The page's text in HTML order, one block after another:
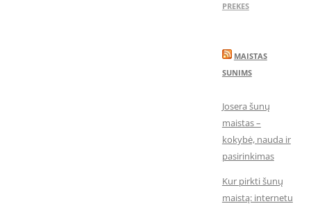
PREKES
MAISTAS
SUNIMS
Josera šunų
maistas –
kokybė, nauda ir
pasirinkimas
Kur pirkti šunų
maistą: internetu